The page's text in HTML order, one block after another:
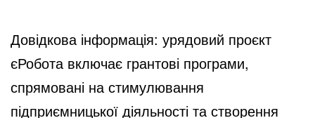
Довідкова інформація: урядовий проєкт
єРобота включає грантові програми,
спрямовані на стимулювання
підприємницької діяльності та створення